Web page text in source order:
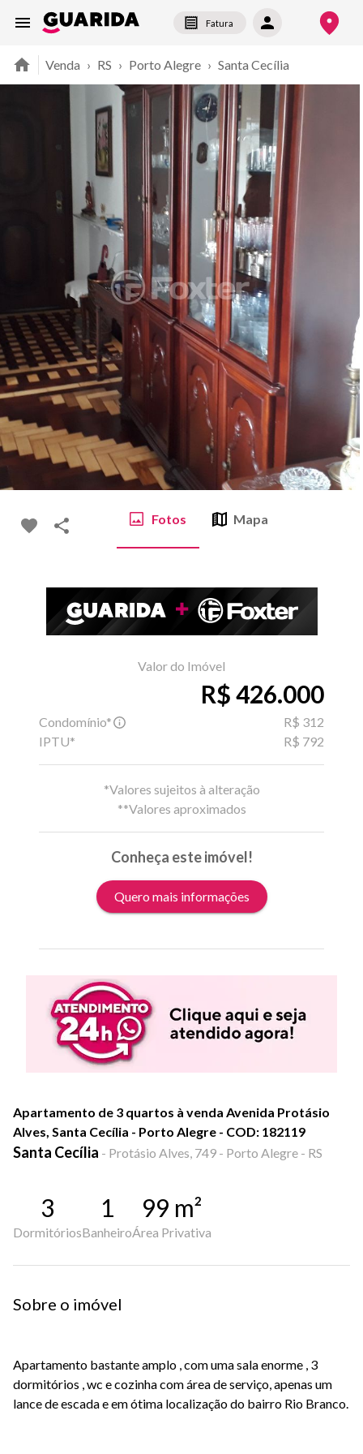
Fatura
Venda › RS › Porto Alegre › Santa Cecília
Fotos Mapa
Valor do Imóvel
R$ 426.000
Condomínio*
R$ 312
IPTU*
R$ 792
*Valores sujeitos à alteração
**Valores aproximados
Conheça este imóvel!
Quero mais informações
Apartamento de 3 quartos à venda Avenida Protásio
Alves, Santa Cecília - Porto Alegre - COD: 182119
Santa Cecília - Protásio Alves, 749 - Porto Alegre - RS
3
Dormitórios
1
Banheiro
99 m²
Área Privativa
Sobre o imóvel
Apartamento bastante amplo , com uma sala enorme , 3
dormitórios , wc e cozinha com área de serviço, apenas um
lance de escada e em ótima localização do bairro Rio Branco.